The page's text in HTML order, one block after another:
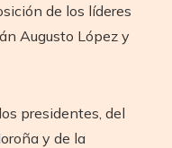
de los líderes
Augusto López y
presidentes, del
y de la